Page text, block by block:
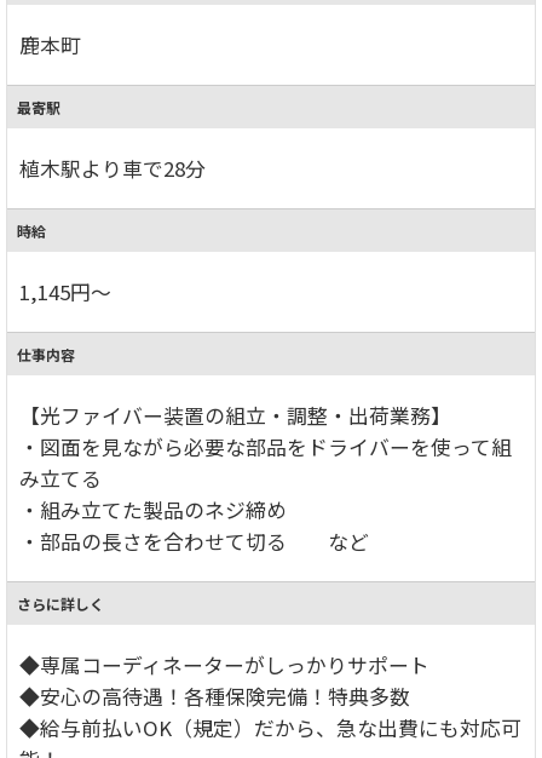
鹿本町
最寄駅
植木駅より車で28分
時給
1,145円～
仕事内容
【光ファイバー装置の組立・調整・出荷業務】
・図面を見ながら必要な部品をドライバーを使って組
み立てる
・組み立てた製品のネジ締め
・部品の長さを合わせて切る など
さらに詳しく
◆専属コーディネーターがしっかりサポート
◆安心の高待遇！各種保険完備！特典多数
◆給与前払いOK（規定）だから、急な出費にも対応可